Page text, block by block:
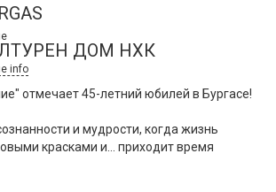
ДОМ НХК
info
отмечает 45-летний юбилей в Бургасе!
и мудрости, когда жизнь
красками и… приходит время